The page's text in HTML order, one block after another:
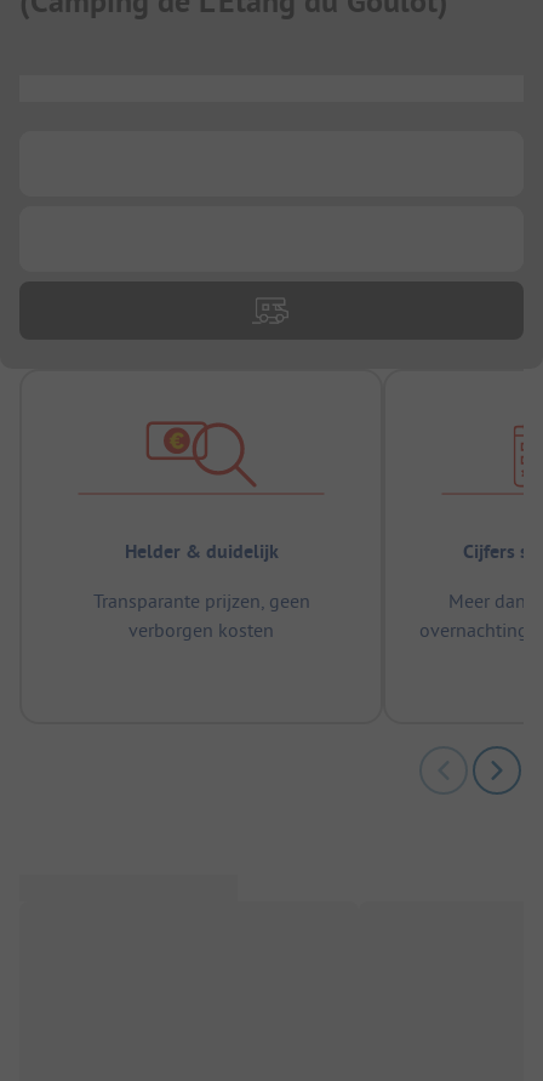
Helder & duidelijk
Transparante prijzen, geen
verborgen kosten
Cijfers
Meer dan